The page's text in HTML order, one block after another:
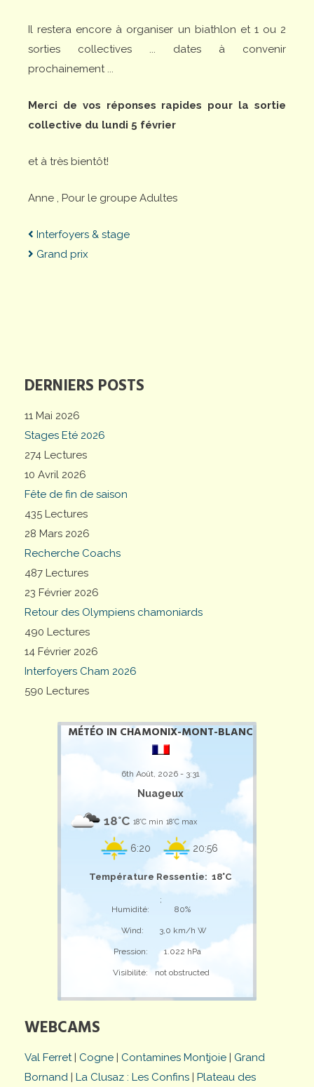
DERNIERS POSTS
11 Mai 2026
Stages Eté 2026
274 Lectures
10 Avril 2026
Fête de fin de saison
435 Lectures
28 Mars 2026
Recherche Coachs
487 Lectures
23 Février 2026
Retour des Olympiens chamoniards
490 Lectures
14 Février 2026
Interfoyers Cham 2026
590 Lectures
MÉTÉO IN CHAMONIX-MONT-BLANC
6th Août, 2026 - 3:31
Nuageux
18°C 18°C min 18°C max
6:20 20:56
Température Ressentie: 18°C
;
Humidité:
80%
Wind: 3,0 km/h W
Pression: 1.022 hPa
Visibilité: not obstructed
WEBCAMS
Val Ferret| Cogne | Contamines Montjoie | Grand
Bornand | La Clusaz : Les Confins | Plateau des
Il restera encore à organiser un biathlon et 1 ou 2
sorties collectives ... dates à convenir
prochainement ...
Merci de vos réponses rapides pour la sortie
collective du lundi 5 février
et à très bientôt!
Anne , Pour le groupe Adultes
Interfoyers & stage
Grand prix